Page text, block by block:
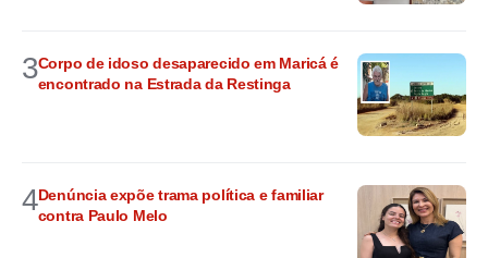
3Corpo de idoso desaparecido em Maricá é
encontrado na Estrada da Restinga
4Denúncia expõe trama política e familiar
contra Paulo Melo